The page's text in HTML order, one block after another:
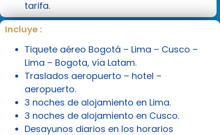
tarifa.
Incluye :
Tiquete aéreo Bogotá – Lima – Cusco –
Lima – Bogota, vía Latam.
Traslados aeropuerto – hotel –
aeropuerto.
3 noches de alojamiento en Lima.
3 noches de alojamiento en Cusco.
Desayunos diarios en los horarios